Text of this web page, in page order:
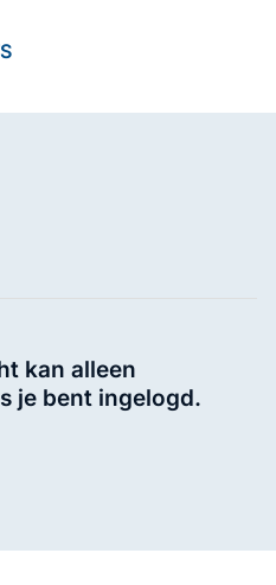
kan alleen
je bent ingelogd.